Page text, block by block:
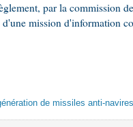
par la commission
mission d'information
de missiles anti-